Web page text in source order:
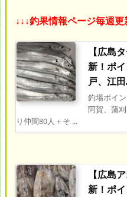
↓↓↓釣果情報ページ毎週更
【広島
新！ポ
戸、江
釣場ポイ
阿賀、蒲
り仲間80人＋そ ...
【広島
新！ポ